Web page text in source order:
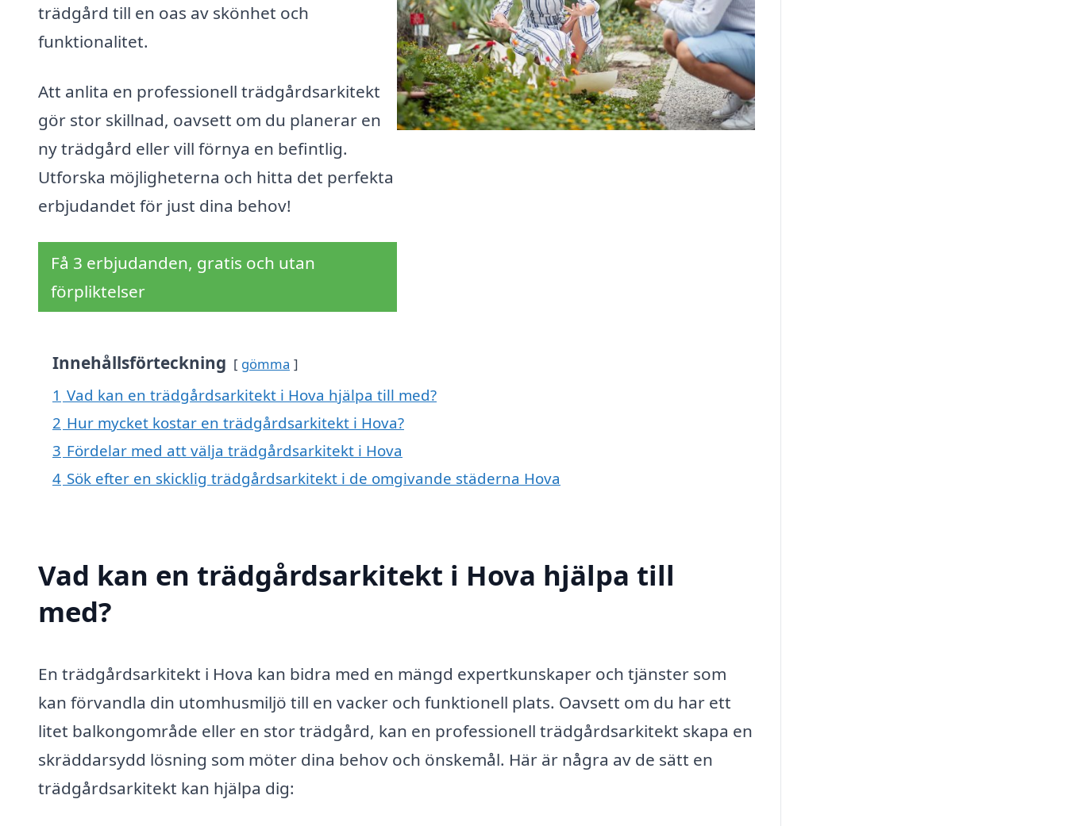
trädgård till en oas av skönhet och
funktionalitet.
Att anlita en professionell trädgårdsarkitekt
gör stor skillnad, oavsett om du planerar en
ny trädgård eller vill förnya en befintlig.
Utforska möjligheterna och hitta det perfekta
erbjudandet för just dina behov!
Få 3 erbjudanden, gratis och utan
förpliktelser
Innehållsförteckning gömma
1 Vad kan en trädgårdsarkitekt i Hova hjälpa till med?
2 Hur mycket kostar en trädgårdsarkitekt i Hova?
3 Fördelar med att välja trädgårdsarkitekt i Hova
4 Sök efter en skicklig trädgårdsarkitekt i de omgivande städerna Hova
Vad kan en trädgårdsarkitekt i Hova hjälpa till
med?
En trädgårdsarkitekt i Hova kan bidra med en mängd expertkunskaper och tjänster som
kan förvandla din utomhusmiljö till en vacker och funktionell plats. Oavsett om du har ett
litet balkongområde eller en stor trädgård, kan en professionell trädgårdsarkitekt skapa en
skräddarsydd lösning som möter dina behov och önskemål. Här är några av de sätt en
trädgårdsarkitekt kan hjälpa dig: